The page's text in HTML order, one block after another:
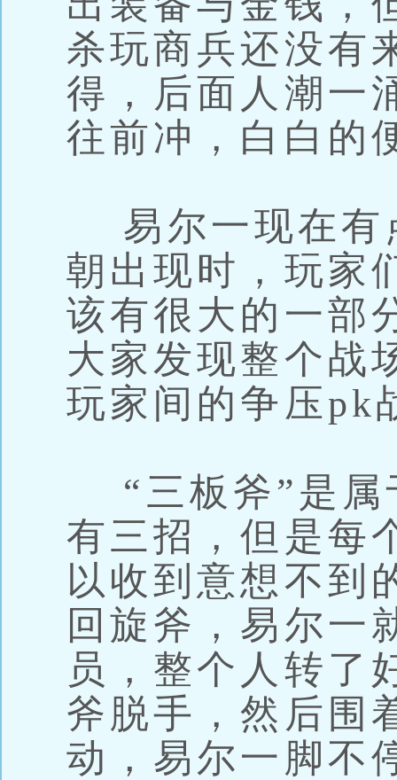
杀玩商兵还没有
得，后面人潮一
往前冲，白白的
易尔一现在有
朝出现时，玩家
该有很大的一部
大家发现整个战
玩家间的争压pk
“三板斧”是属
有三招，但是每
以收到意想不到
回旋斧，易尔一
员，整个人转了
斧脱手，然后围
动，易尔一脚不